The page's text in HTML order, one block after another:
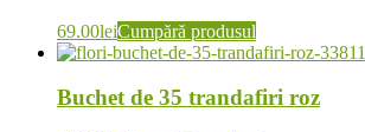
69.00leiCumpără produsul
Buchet de 35 trandafiri roz